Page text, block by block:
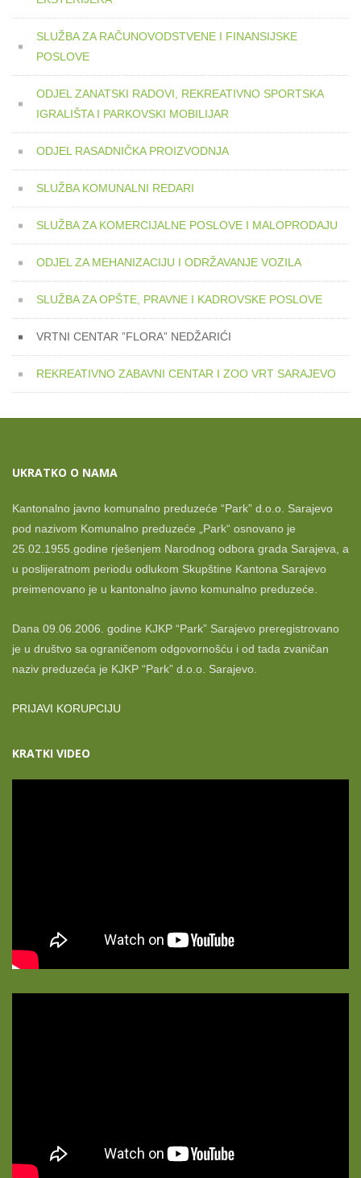
SLUŽBA ZA RAČUNOVODSTVENE I FINANSIJSKE
POSLOVE
ODJEL ZANATSKI RADOVI, REKREATIVNO SPORTSKA
IGRALIŠTA I PARKOVSKI MOBILIJAR
ODJEL RASADNIČKA PROIZVODNJA
SLUŽBA KOMUNALNI REDARI
SLUŽBA ZA KOMERCIJALNE POSLOVE I MALOPRODAJU
ODJEL ZA MEHANIZACIJU I ODRŽAVANJE VOZILA
SLUŽBA ZA OPŠTE, PRAVNE I KADROVSKE POSLOVE
VRTNI CENTAR ”FLORA” NEDŽARIĆI
REKREATIVNO ZABAVNI CENTAR I ZOO VRT SARAJEVO
UKRATKO O NAMA
Kantonalno javno komunalno preduzeće “Park” d.o.o. Sarajevo
pod nazivom Komunalno preduzeće „Park“ osnovano je
25.02.1955.godine rješenjem Narodnog odbora grada Sarajeva, a
u poslijeratnom periodu odlukom Skupštine Kantona Sarajevo
preimenovano je u kantonalno javno komunalno preduzeće.
Dana 09.06.2006. godine KJKP “Park” Sarajevo preregistrovano
je u društvo sa ograničenom odgovornošću i od tada zvaničan
naziv preduzeća je KJKP “Park” d.o.o. Sarajevo.
PRIJAVI KORUPCIJU
KRATKI VIDEO